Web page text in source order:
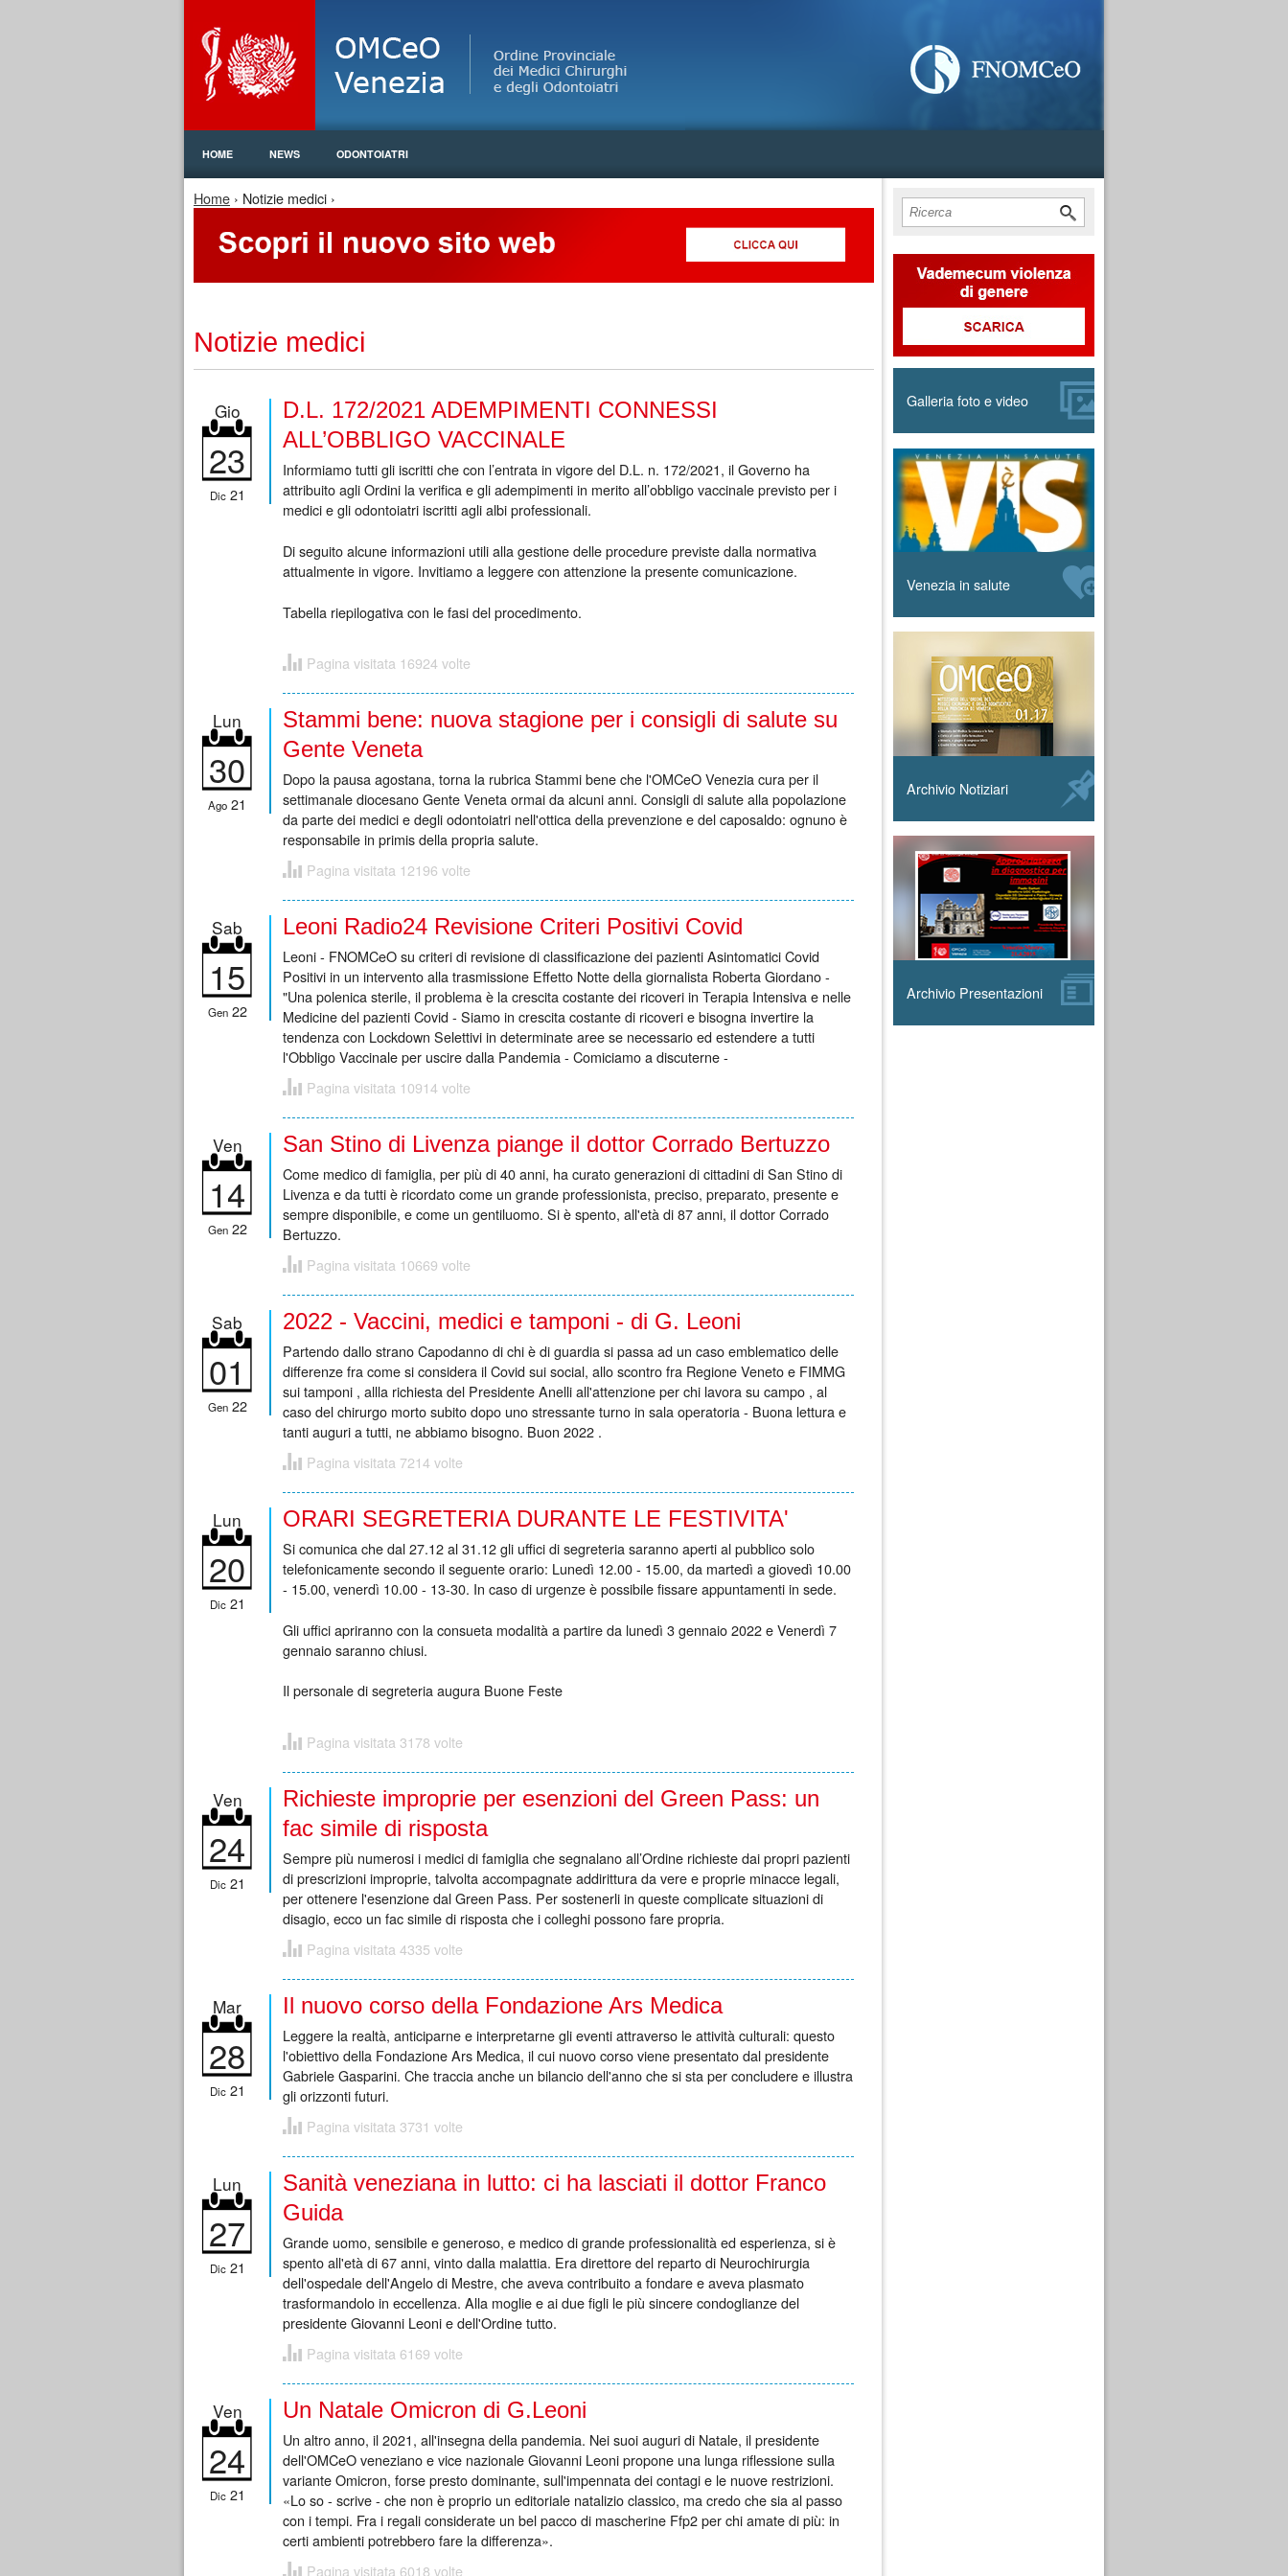
HOME NEWS ODONTOIATRI
Tu sei qui
Home › Notizie medici ›
Notizie medici
Gio
23
Dic 21
D.L. 172/2021 ADEMPIMENTI CONNESSI
ALL’OBBLIGO VACCINALE
Informiamo tutti gli iscritti che con l’entrata in vigore del D.L. n. 172/2021, il Governo ha
attribuito agli Ordini la verifica e gli adempimenti in merito all’obbligo vaccinale previsto per i
medici e gli odontoiatri iscritti agli albi professionali.
Di seguito alcune informazioni utili alla gestione delle procedure previste dalla normativa
attualmente in vigore. Invitiamo a leggere con attenzione la presente comunicazione.
Tabella riepilogativa con le fasi del procedimento.
Pagina visitata 16924 volte
Lun
30
Ago 21
Stammi bene: nuova stagione per i consigli di salute su
Gente Veneta
Dopo la pausa agostana, torna la rubrica Stammi bene che l'OMCeO Venezia cura per il
settimanale diocesano Gente Veneta ormai da alcuni anni. Consigli di salute alla popolazione
da parte dei medici e degli odontoiatri nell'ottica della prevenzione e del caposaldo: ognuno è
responsabile in primis della propria salute.
Pagina visitata 12196 volte
Sab
15
Gen 22
Leoni Radio24 Revisione Criteri Positivi Covid
Leoni - FNOMCeO su criteri di revisione di classificazione dei pazienti Asintomatici Covid
Positivi in un intervento alla trasmissione Effetto Notte della giornalista Roberta Giordano -
"Una polenica sterile, il problema è la crescita costante dei ricoveri in Terapia Intensiva e nelle
Medicine del pazienti Covid - Siamo in crescita costante di ricoveri e bisogna invertire la
tendenza con Lockdown Selettivi in determinate aree se necessario ed estendere a tutti
l'Obbligo Vaccinale per uscire dalla Pandemia - Comiciamo a discuterne -
Pagina visitata 10914 volte
Ven
14
Gen 22
San Stino di Livenza piange il dottor Corrado Bertuzzo
Come medico di famiglia, per più di 40 anni, ha curato generazioni di cittadini di San Stino di
Livenza e da tutti è ricordato come un grande professionista, preciso, preparato, presente e
sempre disponibile, e come un gentiluomo. Si è spento, all'età di 87 anni, il dottor Corrado
Bertuzzo.
Pagina visitata 10669 volte
Sab
01
Gen 22
2022 - Vaccini, medici e tamponi - di G. Leoni
Partendo dallo strano Capodanno di chi è di guardia si passa ad un caso emblematico delle
differenze fra come si considera il Covid sui social, allo scontro fra Regione Veneto e FIMMG
sui tamponi , allla richiesta del Presidente Anelli all'attenzione per chi lavora su campo , al
caso del chirurgo morto subito dopo uno stressante turno in sala operatoria - Buona lettura e
tanti auguri a tutti, ne abbiamo bisogno. Buon 2022 .
Pagina visitata 7214 volte
Lun
20
Dic 21
ORARI SEGRETERIA DURANTE LE FESTIVITA'
Si comunica che dal 27.12 al 31.12 gli uffici di segreteria saranno aperti al pubblico solo
telefonicamente secondo il seguente orario: Lunedì 12.00 - 15.00, da martedì a giovedì 10.00
- 15.00, venerdì 10.00 - 13-30. In caso di urgenze è possibile fissare appuntamenti in sede.
Gli uffici apriranno con la consueta modalità a partire da lunedì 3 gennaio 2022 e Venerdì 7
gennaio saranno chiusi.
Il personale di segreteria augura Buone Feste
Pagina visitata 3178 volte
Ven
24
Dic 21
Richieste improprie per esenzioni del Green Pass: un
fac simile di risposta
Sempre più numerosi i medici di famiglia che segnalano all’Ordine richieste dai propri pazienti
di prescrizioni improprie, talvolta accompagnate addirittura da vere e proprie minacce legali,
per ottenere l'esenzione dal Green Pass. Per sostenerli in queste complicate situazioni di
disagio, ecco un fac simile di risposta che i colleghi possono fare propria.
Pagina visitata 4335 volte
Mar
28
Dic 21
Il nuovo corso della Fondazione Ars Medica
Leggere la realtà, anticiparne e interpretarne gli eventi attraverso le attività culturali: questo
l'obiettivo della Fondazione Ars Medica, il cui nuovo corso viene presentato dal presidente
Gabriele Gasparini. Che traccia anche un bilancio dell'anno che si sta per concludere e illustra
gli orizzonti futuri.
Pagina visitata 3731 volte
Lun
27
Dic 21
Sanità veneziana in lutto: ci ha lasciati il dottor Franco
Guida
Grande uomo, sensibile e generoso, e medico di grande professionalità ed esperienza, si è
spento all'età di 67 anni, vinto dalla malattia. Era direttore del reparto di Neurochirurgia
dell'ospedale dell'Angelo di Mestre, che aveva contribuito a fondare e aveva plasmato
trasformandolo in eccellenza. Alla moglie e ai due figli le più sincere condoglianze del
presidente Giovanni Leoni e dell'Ordine tutto.
Pagina visitata 6169 volte
Ven
24
Dic 21
Un Natale Omicron di G.Leoni
Un altro anno, il 2021, all'insegna della pandemia. Nei suoi auguri di Natale, il presidente
dell'OMCeO veneziano e vice nazionale Giovanni Leoni propone una lunga riflessione sulla
variante Omicron, forse presto dominante, sull'impennata dei contagi e le nuove restrizioni.
«Lo so - scrive - che non è proprio un editoriale natalizio classico, ma credo che sia al passo
con i tempi. Fra i regali considerate un bel pacco di mascherine Ffp2 per chi amate di più: in
certi ambienti potrebbero fare la differenza».
Pagina visitata 6018 volte
Form di ricerca
Cerca
Galleria foto e video
Venezia in salute
Archivio Notiziari
Archivio Presentazioni